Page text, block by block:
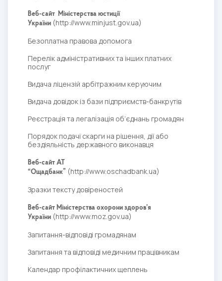
Веб-сайт Міністерства юстиції
України (http://www.minjust.gov.ua)
Безоплатна правова допомога
Перелік адміністративних та інших платних
послуг
Видача ліцензій арбітражним керуючим
Видача довідок із бази підприємств-банкрутів
Реєстрація та легалізація об’єднань громадян
Порядок подачі скарги на рішення, дії або
бездіяльність державного виконавця
Веб-сайт АТ
“Ощадбанк” (http://www.oschadbank.ua)
Зразки тексту довіреностей
Веб-сайт Міністерства охорони здоров’я
України (http://www.moz.gov.ua)
Запитання-відповіді громадянам
Запитання та відповіді медичним працівникам
Календар профілактичних щеплень